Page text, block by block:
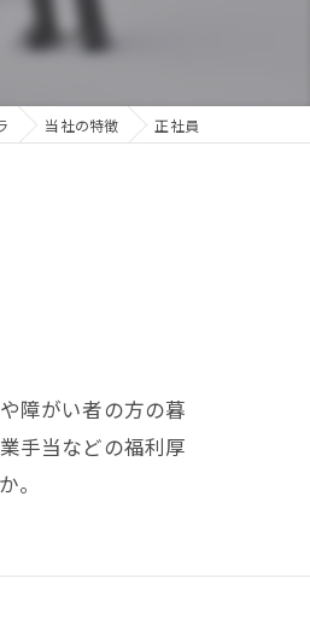
当社の特徴 正社員
障がい者の方の暮
手当などの福利厚
。